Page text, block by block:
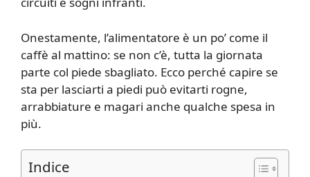
Onestamente, l’alimentatore è un po’ come il
caffè al mattino: se non c’è, tutta la giornata
parte col piede sbagliato. Ecco perché capire se
sta per lasciarti a piedi può evitarti rogne,
arrabbiature e magari anche qualche spesa in
più.
Indice